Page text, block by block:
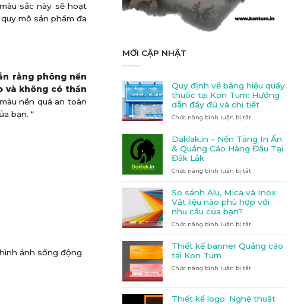
sắc này sẽ hoạt
mô sản phẩm đa
rằng phông nền
và không có thần
nền quá an toàn
bạn. “
ảnh sống động
MỚI CẬP NHẬT
Quy định về bảng hiệu quầy
thuốc tại Kon Tum: Hướng
dẫn đầy đủ và chi tiết
Chức năng bình luận bị tắt
về
bảng
tại
Kon
Tum:
đủ
và
Daklak.in – Nền Tảng In Ấn
& Quảng Cáo Hàng Đầu Tại
Đắk Lắk
Chức năng bình luận bị tắt
–
Nền
Tảng
Quảng
Cáo
Lắk
So sánh Alu, Mica và Inox:
Vật liệu nào phù hợp với
nhu cầu của bạn?
Chức năng bình luận bị tắt
sánh
Alu,
liệu
Thiết kế banner Quảng cáo
tại Kon Tum
Chức năng bình luận bị tắt
banner
Thiết kế logo: Nghệ thuật